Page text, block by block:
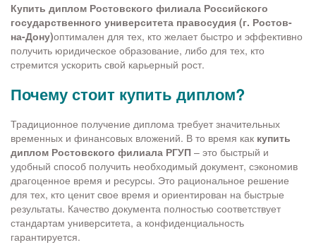
Купить диплом Ростовского филиала Российского
государственного университета правосудия (г. Ростов-
на-Дону)оптимален для тех, кто желает быстро и эффективно
получить юридическое образование, либо для тех, кто
стремится ускорить свой карьерный рост.
Почему стоит купить диплом?
Традиционное получение диплома требует значительных
временных и финансовых вложений. В то время как купить
диплом Ростовского филиала РГУП – это быстрый и
удобный способ получить необходимый документ, сэкономив
драгоценное время и ресурсы. Это рациональное решение
для тех, кто ценит свое время и ориентирован на быстрые
результаты. Качество документа полностью соответствует
стандартам университета, а конфиденциальность
гарантируется.